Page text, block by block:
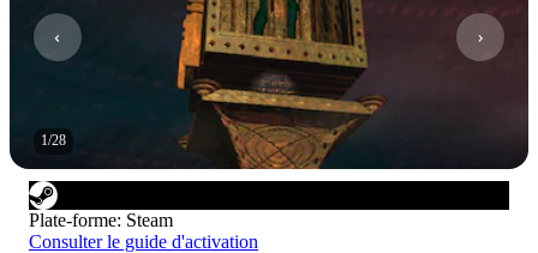
1/28
Plate-forme: Steam
Consulter le guide d'activation